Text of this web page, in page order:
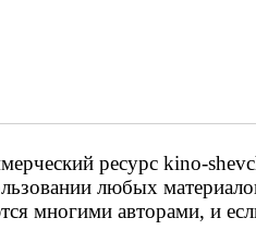
ресурс kino-
любых
многими авторами, и